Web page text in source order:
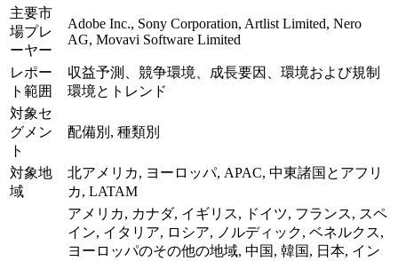
主要市
場プレ
ーヤー
Adobe Inc., Sony Corporation, Artlist Limited, Nero
AG, Movavi Software Limited
レポー
ト範囲
収益予測、競争環境、成長要因、環境および規制
環境とトレンド
対象セ
グメン
ト
配備別, 種類別
対象地
域
北アメリカ, ヨーロッパ, APAC, 中東諸国とアフリ
カ, LATAM
アメリカ, カナダ, イギリス, ドイツ, フランス, スペ
イン, イタリア, ロシア, ノルディック, ベネルクス,
ヨーロッパのその他の地域, 中国, 韓国, 日本, イン